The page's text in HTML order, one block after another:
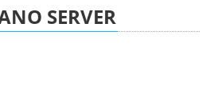
SERVER